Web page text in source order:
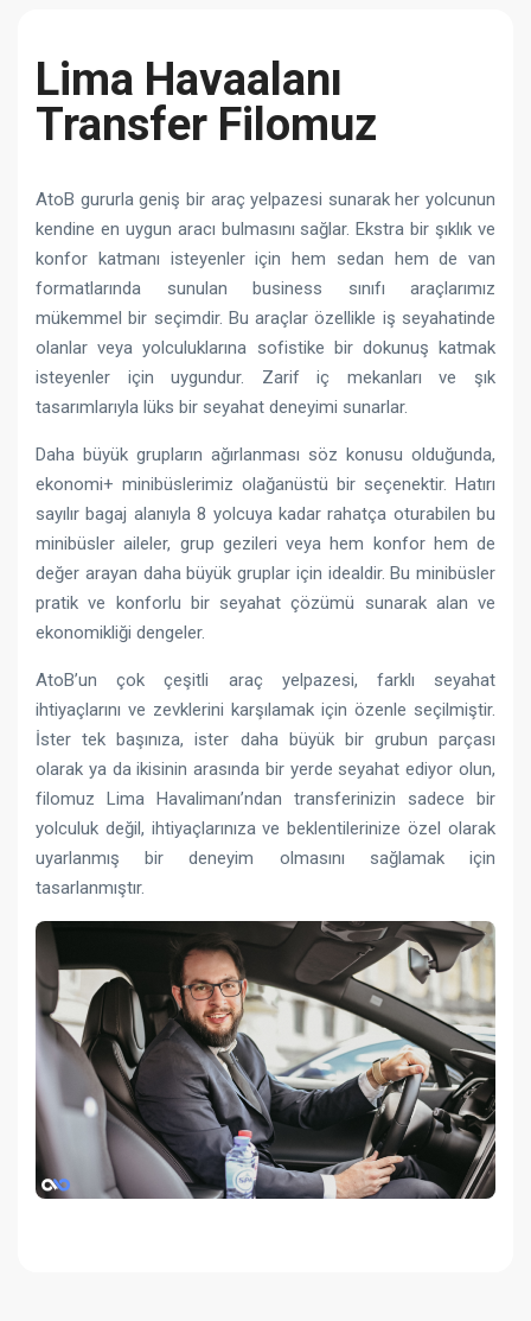
Lima Havaalanı
Transfer Filomuz
AtoB gururla geniş bir araç yelpazesi sunarak her yolcunun
kendine en uygun aracı bulmasını sağlar. Ekstra bir şıklık ve
konfor katmanı isteyenler için hem sedan hem de van
formatlarında sunulan business sınıfı araçlarımız
mükemmel bir seçimdir. Bu araçlar özellikle iş seyahatinde
olanlar veya yolculuklarına sofistike bir dokunuş katmak
isteyenler için uygundur. Zarif iç mekanları ve şık
tasarımlarıyla lüks bir seyahat deneyimi sunarlar.
Daha büyük grupların ağırlanması söz konusu olduğunda,
ekonomi+ minibüslerimiz olağanüstü bir seçenektir. Hatırı
sayılır bagaj alanıyla 8 yolcuya kadar rahatça oturabilen bu
minibüsler aileler, grup gezileri veya hem konfor hem de
değer arayan daha büyük gruplar için idealdir. Bu minibüsler
pratik ve konforlu bir seyahat çözümü sunarak alan ve
ekonomikliği dengeler.
AtoB’un çok çeşitli araç yelpazesi, farklı seyahat
ihtiyaçlarını ve zevklerini karşılamak için özenle seçilmiştir.
İster tek başınıza, ister daha büyük bir grubun parçası
olarak ya da ikisinin arasında bir yerde seyahat ediyor olun,
filomuz Lima Havalimanı’ndan transferinizin sadece bir
yolculuk değil, ihtiyaçlarınıza ve beklentilerinize özel olarak
uyarlanmış bir deneyim olmasını sağlamak için
tasarlanmıştır.